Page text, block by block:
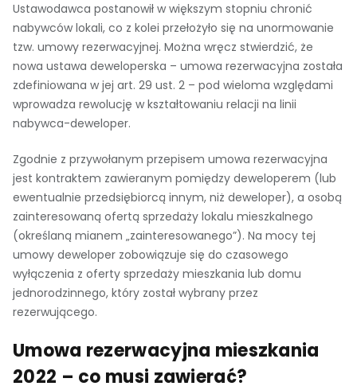
Ustawodawca postanowił w większym stopniu chronić
nabywców lokali, co z kolei przełożyło się na unormowanie
tzw. umowy rezerwacyjnej. Można wręcz stwierdzić, że
nowa ustawa deweloperska – umowa rezerwacyjna została
zdefiniowana w jej art. 29 ust. 2 – pod wieloma względami
wprowadza rewolucję w kształtowaniu relacji na linii
nabywca-deweloper.
Zgodnie z przywołanym przepisem umowa rezerwacyjna
jest kontraktem zawieranym pomiędzy deweloperem (lub
ewentualnie przedsiębiorcą innym, niż deweloper), a osobą
zainteresowaną ofertą sprzedaży lokalu mieszkalnego
(określaną mianem „zainteresowanego”). Na mocy tej
umowy deweloper zobowiązuje się do czasowego
wyłączenia z oferty sprzedaży mieszkania lub domu
jednorodzinnego, który został wybrany przez
rezerwującego.
Umowa rezerwacyjna mieszkania
2022 – co musi zawierać?